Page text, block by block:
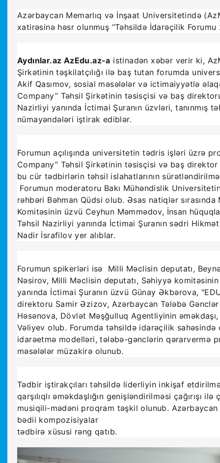
Azərbaycan Memarlıq və İnşaat Universitetində
xatirəsinə həsr olunmuş “Təhsildə İdarəçilik
Aydınlar.az AzEdu.az-a istinadən xəbər verir ki,
Şirkətinin təşkilatçılığı ilə baş tutan forumda
Akif Qasımov, sosial məsələlər və ictimaiyyətlə
Company” Təhsil Şirkətinin təsisçisi və baş
Nazirliyi yanında İctimai Şuranın üzvləri, tanınmış
nümayəndələri iştirak ediblər.
Forumun açılışında universitetin tədris işləri üzrə
Company” Təhsil Şirkətinin təsisçisi və baş direktor
bu cür tədbirlərin təhsil islahatlarının
Forumun moderatoru Bakı Mühəndislik
rəhbəri Bəhman Qüdsi olub. Əsas natiqlər
Komitəsinin üzvü Ceyhun Məmmədov, İnsan
Təhsil Nazirliyi yanında İctimai Şuranın sədri
Nadir İsrafilov yer alıblar.
Forumun spikerləri isə Milli Məclisin deputatı,
Nəsirov, Milli Məclisin deputatı, Səhiyyə
yanında İctimai Şuranın üzvü Günay Əkbərova,
direktoru Samir Əzizov, Azərbaycan Tələbə
Həsənova, Dövlət Məşğulluq Agentliyinin
Vəliyev olub. Forumda təhsildə idarəçilik sahəsində
idarəetmə modelləri, tələbə-gənclərin qərarvermə
məsələlər müzakirə olunub.
Tədbir iştirakçıları təhsildə liderliyin inkişaf
qarşılıqlı əməkdaşlığın genişləndirilməsi çağırışı
musiqili-mədəni proqram təşkil olunub.
bədii kompozisiyalar
tədbirə xüsusi rəng qatıb.